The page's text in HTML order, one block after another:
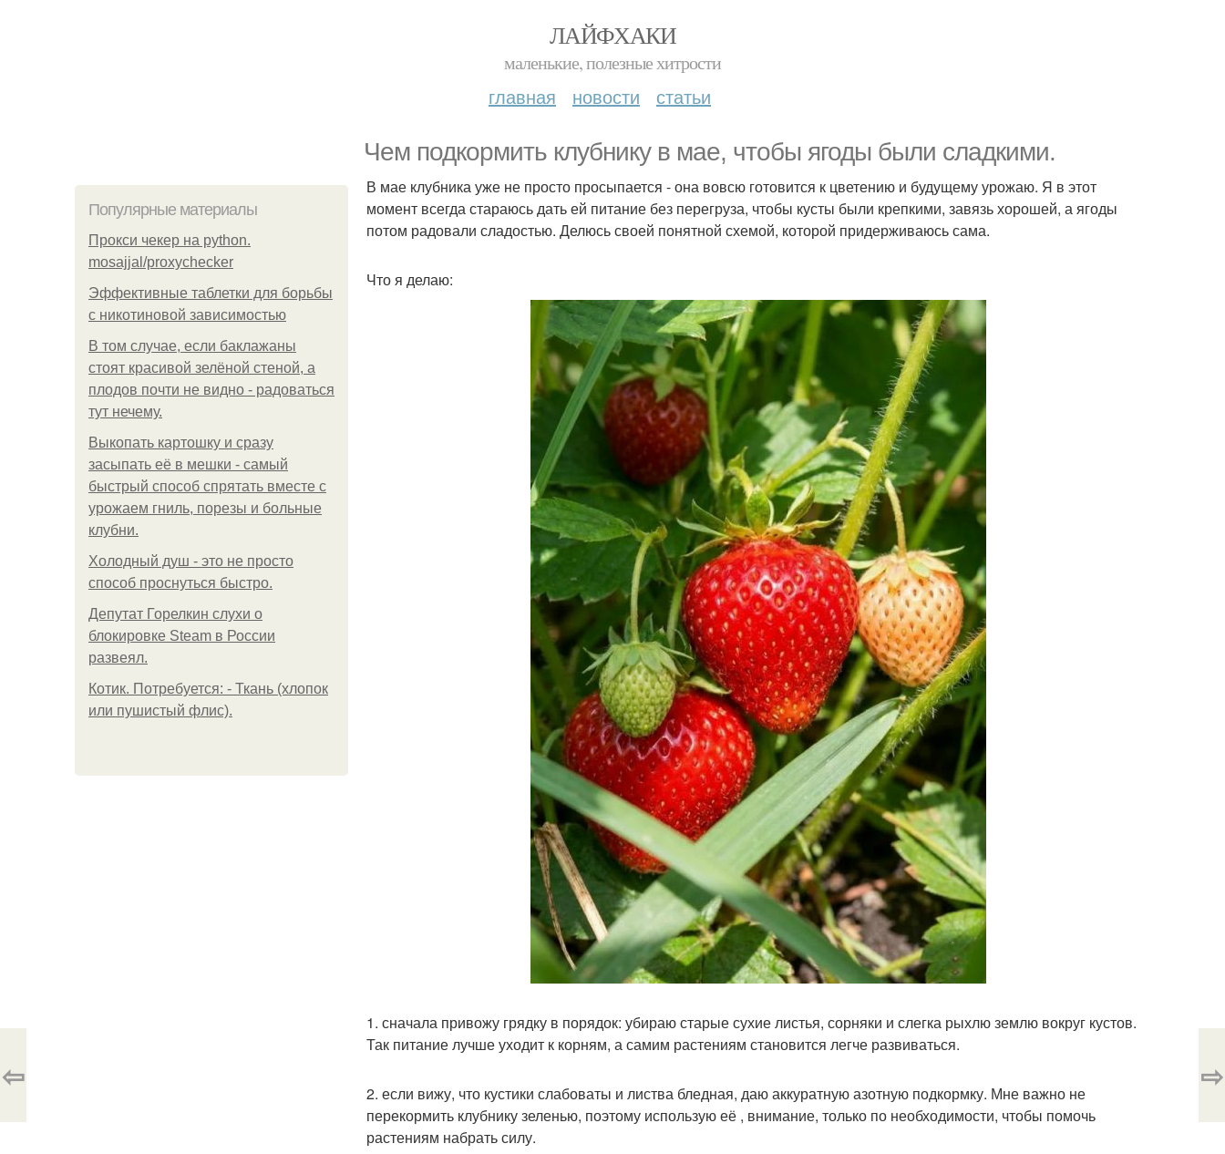
ЛАЙФХАКИ
маленькие, полезные хитрости
главная новости статьи
Чем подкормить клубнику в мае, чтобы ягоды были сладкими.
Популярные материалы
Прокси чекер на python.
mosajjal/proxychecker
Эффективные таблетки для борьбы
с никотиновой зависимостью
В том случае, если баклажаны
стоят красивой зелёной стеной, а
плодов почти не видно - радоваться
тут нечему.
Выкопать картошку и сразу
засыпать её в мешки - самый
быстрый способ спрятать вместе с
урожаем гниль, порезы и больные
клубни.
Холодный душ - это не просто
способ проснуться быстро.
Депутат Горелкин слухи о
блокировке Steam в России
развеял.
Котик. Потребуется: - Ткань (хлопок
или пушистый флис).
В мае клубника уже не просто просыпается - она вовсю готовится к цветению и будущему урожаю. Я в этот
момент всегда стараюсь дать ей питание без перегруза, чтобы кусты были крепкими, завязь хорошей, а ягоды
потом радовали сладостью. Делюсь своей понятной схемой, которой придерживаюсь сама.
Что я делаю:
1. сначала привожу грядку в порядок: убираю старые сухие листья, сорняки и слегка рыхлю землю вокруг кустов.
Так питание лучше уходит к корням, а самим растениям становится легче развиваться.
2. если вижу, что кустики слабоваты и листва бледная, даю аккуратную азотную подкормку. Мне важно не
перекормить клубнику зеленью, поэтому использую её , внимание, только по необходимости, чтобы помочь
растениям набрать силу.
⇦ ⇨